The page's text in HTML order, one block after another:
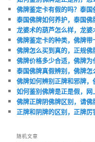
佛牌鉴定卡有假的吗？泰
泰国佛牌如何养护，泰国佛
龙婆术的葫芦怎么样，龙
佛牌鉴定卡的种类，佛牌带
佛牌怎么买到真的，正规
佛牌价格多少合适，佛牌
泰国佛牌真假辨别，佛牌
佛牌如何辨别正牌和邪牌，
如何鉴别佛牌是正是假，
佛牌正牌阴佛牌区别，请佛
正牌和阴牌的区别，正牌
随机文章